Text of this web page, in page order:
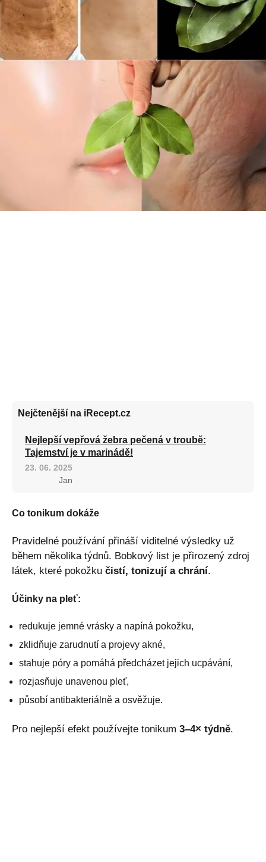
Nejčtenější na iRecept.cz
Nejlepší vepřová žebra pečená v troubě:
Tajemství je v marinádě!
23. 06. 2025
Jan
Co tonikum dokáže
Pravidelné používání přináší viditelné výsledky už
během několika týdnů. Bobkový list je přirozený zdroj
látek, které pokožku čistí, tonizují a chrání.
Účinky na pleť:
redukuje jemné vrásky a napíná pokožku,
zklidňuje zarudnutí a projevy akné,
stahuje póry a pomáhá předcházet jejich ucpávání,
rozjasňuje unavenou pleť,
působí antibakteriálně a osvěžuje.
Pro nejlepší efekt používejte tonikum 3–4× týdně.